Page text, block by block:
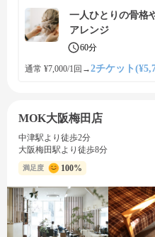
一人ひとりの骨格
アレンジ
60分
通常 ¥7,000/1回 →2チケット
MOK大阪梅田店
中津駅より徒歩2分
大阪梅田駅より徒歩8分
満足度 100%